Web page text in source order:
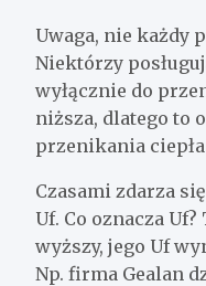
Uwaga, nie każdy
Niektórzy
wyłącznie do
niższa, dlatego to
przenikania
Czasami zdarza
Uf. Co oznacza
wyższy, jego Uf
Np. firma Gealan